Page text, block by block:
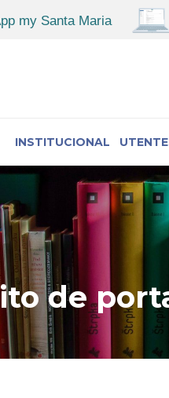
INSTITUCIONAL
de